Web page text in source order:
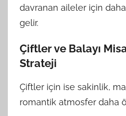
davranan aileler için
gelir.
Çiftler ve Balayı
Strateji
Çiftler için ise sakinlik,
romantik atmosfer daha